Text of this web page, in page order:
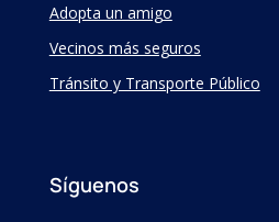
Adopta un amigo
Vecinos más seguros
Tránsito y Transporte Público
Síguenos